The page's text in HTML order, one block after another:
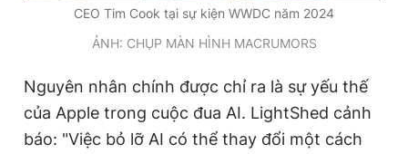
CEO Tim Cook tại sự kiện WWDC năm 2024
ẢNH: CHỤP MÀN HÌNH MACRUMORS
Nguyên nhân chính được chỉ ra là sự yếu thế
của Apple trong cuộc đua AI. LightShed cảnh
báo: "Việc bỏ lỡ AI có thể thay đổi một cách